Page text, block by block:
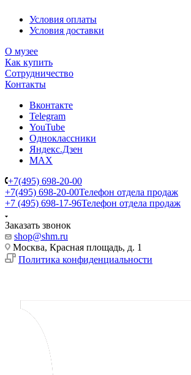
Условия оплаты
Условия доставки
О музее
Как купить
Сотрудничество
Контакты
Вконтакте
Telegram
YouTube
Одноклассники
Яндекс.Дзен
MAX
+7(495) 698-20-00
+7(495) 698-20-00Телефон отдела продаж
+7 (495) 698-17-96Телефон отдела продаж
Заказать звонок
shop@shm.ru
Москва, Красная площадь, д. 1
Политика конфиденциальности